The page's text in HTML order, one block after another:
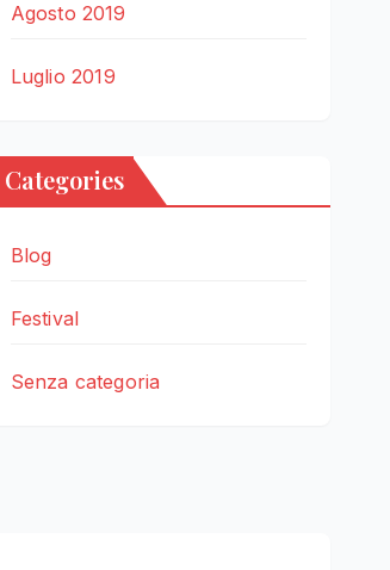
Agosto 2019
Luglio 2019
Categories
Blog
Festival
Senza categoria